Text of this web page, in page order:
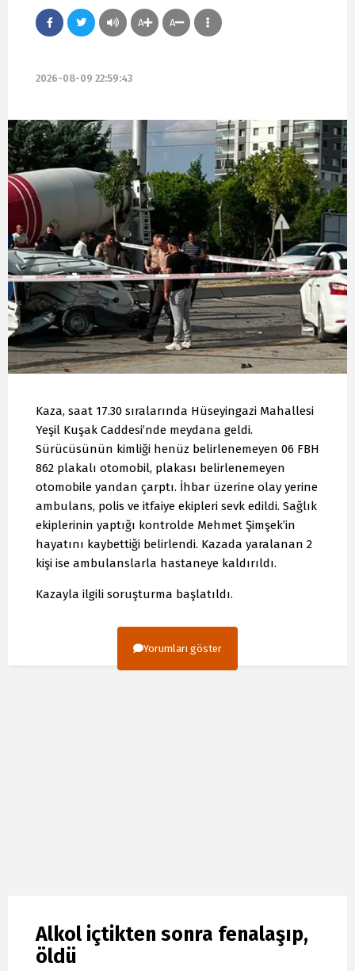
A A
2026-08-09 22:59:43
Kaza, saat 17.30 sıralarında Hüseyingazi Mahallesi
Yeşil Kuşak Caddesi’nde meydana geldi.
Sürücüsünün kimliği henüz belirlenemeyen 06 FBH
862 plakalı otomobil, plakası belirlenemeyen
otomobile yandan çarptı. İhbar üzerine olay yerine
ambulans, polis ve itfaiye ekipleri sevk edildi. Sağlık
ekiplerinin yaptığı kontrolde Mehmet Şimşek’in
hayatını kaybettiği belirlendi. Kazada yaralanan 2
kişi ise ambulanslarla hastaneye kaldırıldı.
Kazayla ilgili soruşturma başlatıldı.
Yorumları göster
Alkol içtikten sonra fenalaşıp,
öldü